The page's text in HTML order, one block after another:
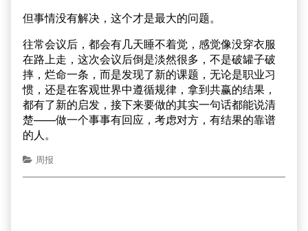
但事情没有解决，这个才是最大的问题。
往常会议后，都会有几天睡不着觉，感觉像没穿衣服
在路上走，这次会议后倒是淡然很多，不是破罐子破
摔，烂命一条，而是发现了新的课题，无论是职业习
惯，还是在客观世界中遵循规律，拿到共赢的结果，
都有了新的启发，接下来要做的其实一句话都能说清
楚——做一个事事有回应，考虑对方，有结果的靠谱
的人。
周报